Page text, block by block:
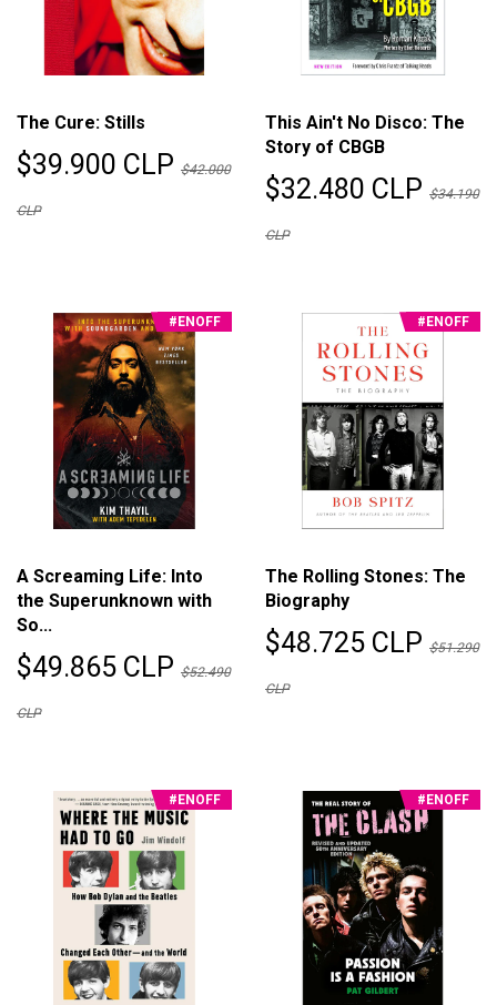
The Cure: Stills
$39.900 CLP $42.000
CLP
This Ain't No Disco: The
Story of CBGB
$32.480 CLP $34.190
CLP
#ENOFF
A Screaming Life: Into
the Superunknown with
So...
$49.865 CLP $52.490
CLP
#ENOFF
The Rolling Stones: The
Biography
$48.725 CLP $51.290
CLP
#ENOFF #ENOFF